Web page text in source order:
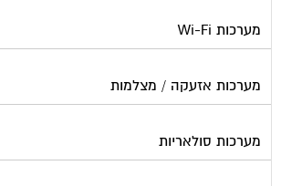
מערכות Wi-Fi
מערכות אזעקה / מצלמות
מערכות סולאריות